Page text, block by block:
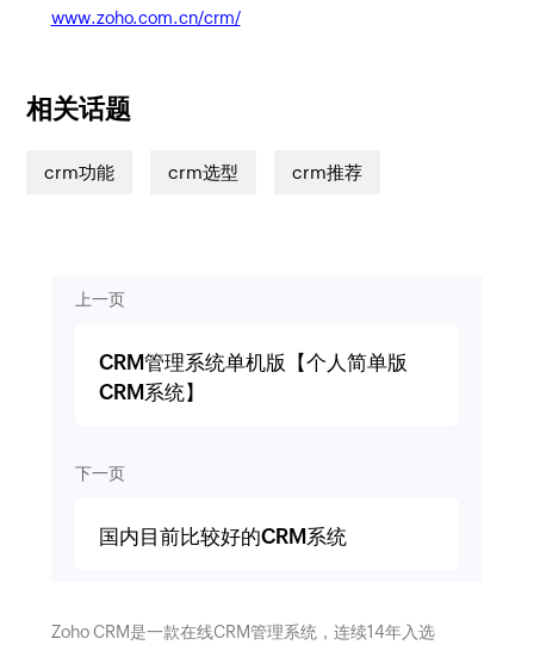
www.zoho.com.cn/crm/
相关话题
crm功能 crm选型 crm推荐
上一页
CRM管理系统单机版【个人简单版
CRM系统】
下一页
国内目前比较好的CRM系统
Zoho CRM是一款在线CRM管理系统，连续14年入选